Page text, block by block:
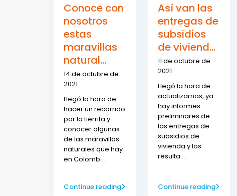
Conoce con
nosotros
estas
maravillas
natural...
14 de octubre de
2021
Llegó la hora de
hacer un recorrido
por la tierrita y
conocer algunas
de las maravillas
naturales que hay
en Colomb ...
Continue reading
Así van las
entregas de
subsidios
de viviend...
11 de octubre de
2021
Llegó la hora de
actualizarnos, ya
hay informes
preliminares de
las entregas de
subsidios de
vivienda y los
resulta ...
Continue reading